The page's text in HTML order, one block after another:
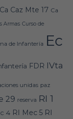
Ca Caz Mte 17 Ca
Armas Curso de
de Infantería Ec
FDR IVta
unidas paz
29 reserva RI 1
4 RI Mec 5 RI